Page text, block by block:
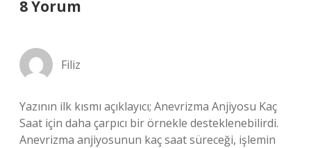
8 Yorum
Filiz
Yazının ilk kısmı açıklayıcı; Anevrizma Anjiyosu Kaç
Saat için daha çarpıcı bir örnekle desteklenebilirdi.
Anevrizma anjiyosunun kaç saat süreceği, işlemin